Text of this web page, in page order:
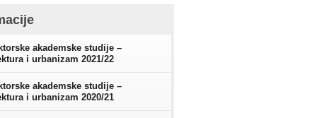
akademske studije –
i urbanizam 2021/22
akademske studije –
i urbanizam 2020/21